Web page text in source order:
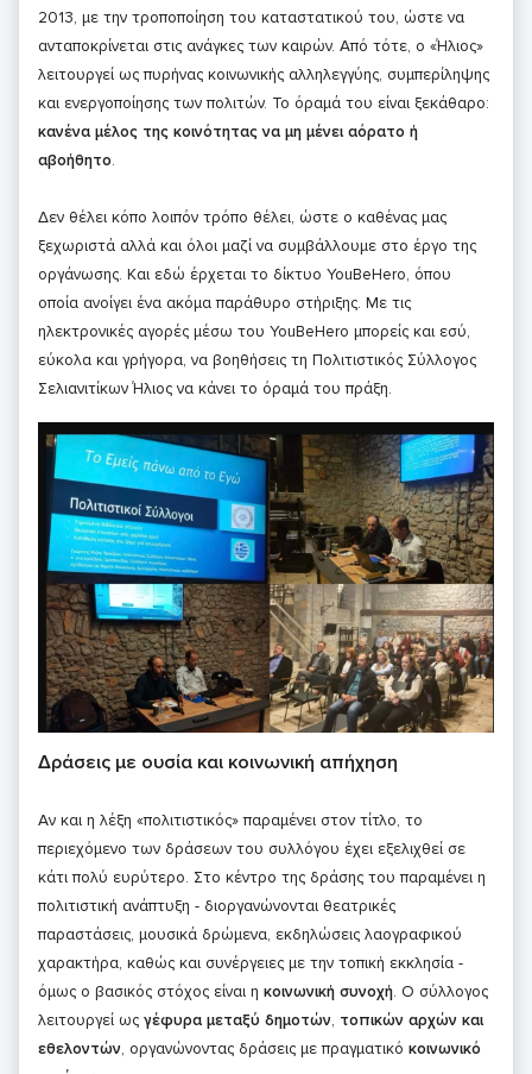
2013, με την τροποποίηση του καταστατικού του, ώστε να
ανταποκρίνεται στις ανάγκες των καιρών. Από τότε, ο «Ήλιος»
λειτουργεί ως πυρήνας κοινωνικής αλληλεγγύης, συμπερίληψης
και ενεργοποίησης των πολιτών. Το όραμά του είναι ξεκάθαρο:
κανένα μέλος της κοινότητας να μη μένει αόρατο ή
αβοήθητο.
Δεν θέλει κόπο λοιπόν τρόπο θέλει, ώστε ο καθένας μας
ξεχωριστά αλλά και όλοι μαζί να συμβάλλουμε στο έργο της
οργάνωσης. Και εδώ έρχεται το δίκτυο YouBeHero, όπου
οποία ανοίγει ένα ακόμα παράθυρο στήριξης. Με τις
ηλεκτρονικές αγορές μέσω του YouBeHero μπορείς και εσύ,
εύκολα και γρήγορα, να βοηθήσεις τη Πολιτιστικός Σύλλογος
Σελιανιτίκων Ήλιος να κάνει το όραμά του πράξη.
Δράσεις με ουσία και κοινωνική απήχηση
Αν και η λέξη «πολιτιστικός» παραμένει στον τίτλο, το
περιεχόμενο των δράσεων του συλλόγου έχει εξελιχθεί σε
κάτι πολύ ευρύτερο. Στο κέντρο της δράσης του παραμένει η
πολιτιστική ανάπτυξη - διοργανώνονται θεατρικές
παραστάσεις, μουσικά δρώμενα, εκδηλώσεις λαογραφικού
χαρακτήρα, καθώς και συνέργειες με την τοπική εκκλησία -
όμως ο βασικός στόχος είναι η κοινωνική συνοχή. Ο σύλλογος
λειτουργεί ως γέφυρα μεταξύ δημοτών, τοπικών αρχών και
εθελοντών, οργανώνοντας δράσεις με πραγματικό κοινωνικό